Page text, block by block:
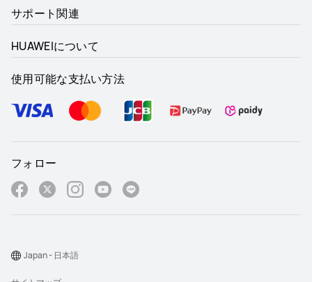
サポート関連
HUAWEIについて
使用可能な支払い方法
フォロー
Japan - 日本語